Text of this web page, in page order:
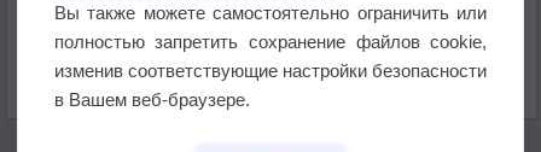
бабочек
Вы также можете самостоятельно ограничить или
полностью запретить сохранение файлов cookie,
изменив соответствующие настройки безопасности
в Вашем веб-браузере.